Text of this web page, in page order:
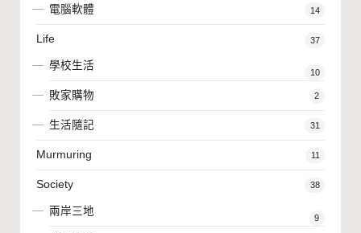
電腦軟體 14
Life 37
學校生活
10
敗家購物 2
生活隨記 31
Murmuring 11
Society 38
兩岸三地
9